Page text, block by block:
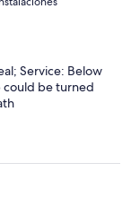
Service: Below
could be turned